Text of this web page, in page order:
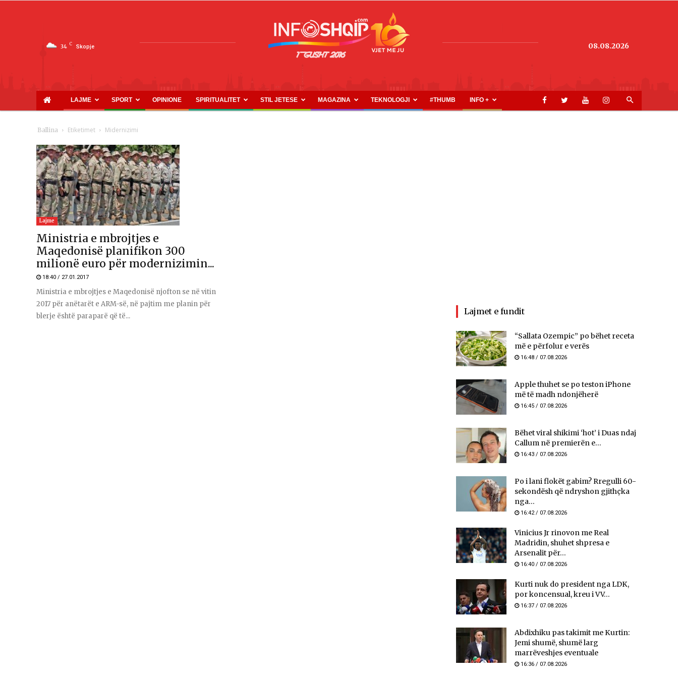
34 C Skopje
INFOSHQIP.COM
08.08.2026
LAJME SPORT OPINIONE SPIRITUALITET STIL JETESE MAGAZINA TEKNOLOGJI #THUMB INFO +
Ballina Etiketimet Midernizimi
Lajme
Ministria e mbrojtjes e
Maqedonisë planifikon 300
milionë euro për modernizimin...
18:40 / 27.01.2017
Ministria e mbrojtjes e Maqedonisë njofton se në vitin
2017 për anëtarët e ARM-së, në pajtim me planin për
blerje është paraparë që të...
Lajmet e fundit
“Sallata Ozempic” po bëhet receta
më e përfolur e verës
16:48 / 07.08.2026
Apple thuhet se po teston iPhone
më të madh ndonjëherë
16:45 / 07.08.2026
Bëhet viral shikimi ‘hot’ i Duas ndaj
Callum në premierën e...
16:43 / 07.08.2026
Po i lani flokët gabim? Rregulli 60-
sekondësh që ndryshon gjithçka
nga...
16:42 / 07.08.2026
Vinicius Jr rinovon me Real
Madridin, shuhet shpresa e
Arsenalit për...
16:40 / 07.08.2026
Kurti nuk do president nga LDK,
por koncensual, kreu i VV...
16:37 / 07.08.2026
Abdixhiku pas takimit me Kurtin:
Jemi shumë, shumë larg
marrëveshjes eventuale
16:36 / 07.08.2026